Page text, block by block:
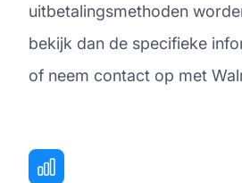
uitbetalingsmethoden
bekijk dan de specifieke
of neem contact op met